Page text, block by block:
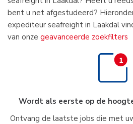
bent u net afgestudeerd?
expediteur seafreight in Laakdal
van onze geavanceerde zoekfilters
Wordt als eerste op de
Ontvang de laatste jobs die met